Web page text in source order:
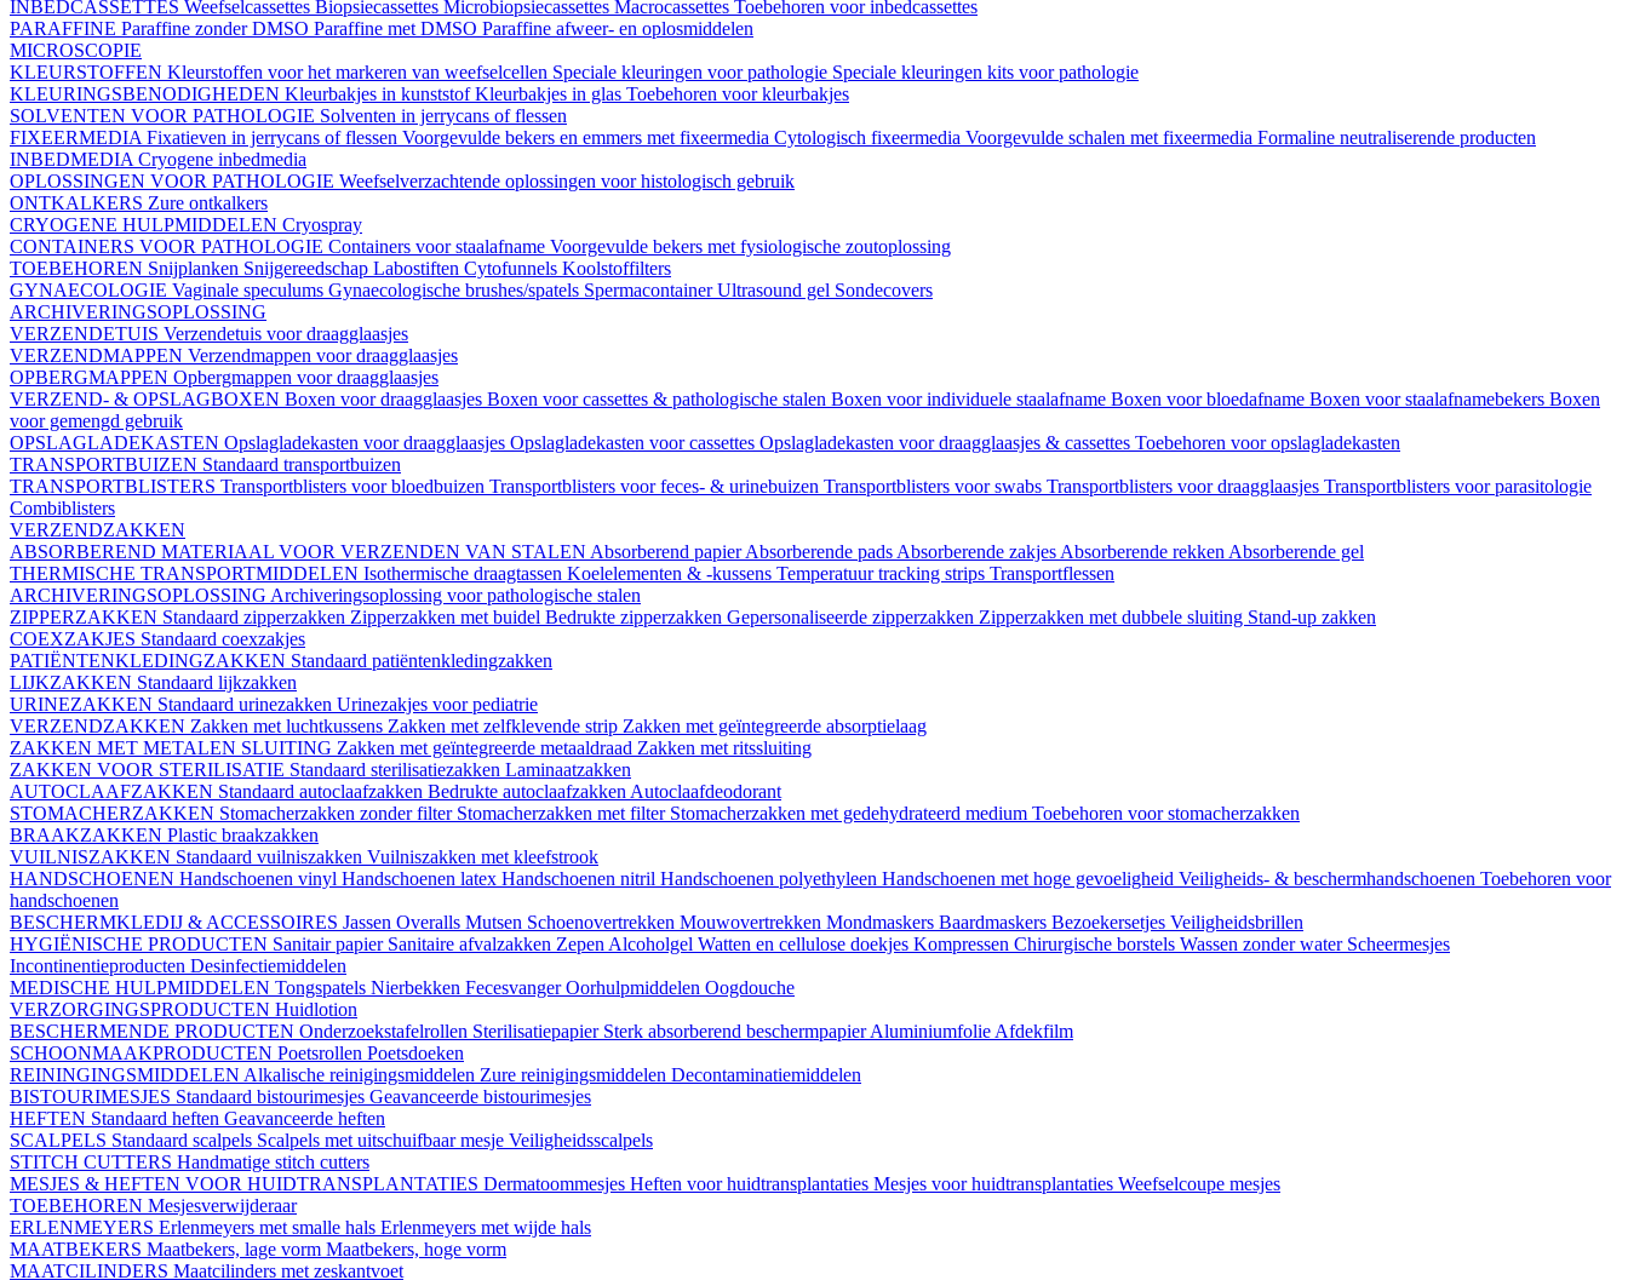
INBEDCASSETTES Weefselcassettes Biopsiecassettes Microbiopsiecassettes Macrocassettes Toebehoren voor inbedcassettes
PARAFFINE Paraffine zonder DMSO Paraffine met DMSO Paraffine afweer- en oplosmiddelen
MICROSCOPIE
KLEURSTOFFEN Kleurstoffen voor het markeren van weefselcellen Speciale kleuringen voor pathologie Speciale kleuringen kits voor pathologie
KLEURINGSBENODIGHEDEN Kleurbakjes in kunststofKleurbakjes in glas Toebehoren voor kleurbakjes
SOLVENTEN VOOR PATHOLOGIE Solventen in jerrycans of flessen
FIXEERMEDIA Fixatieven in jerrycans of flessen Voorgevulde bekers en emmers met fixeermedia Cytologisch fixeermedia Voorgevulde schalen met fixeermedia Formaline neutraliserende producten
INBEDMEDIA Cryogene inbedmedia
OPLOSSINGEN VOOR PATHOLOGIE Weefselverzachtende oplossingen voor histologisch gebruik
ONTKALKERS Zure ontkalkers
CRYOGENE HULPMIDDELEN Cryospray
CONTAINERS VOOR PATHOLOGIE Containers voor staalafname Voorgevulde bekers met fysiologische zoutoplossing
TOEBEHOREN Snijplanken Snijgereedschap Labostiften Cytofunnels Koolstoffilters
GYNAECOLOGIE Vaginale speculums Gynaecologische brushes/spatels SpermacontainerUltrasound gel Sondecovers
ARCHIVERINGSOPLOSSING
VERZENDETUIS Verzendetuis voor draagglaasjes
VERZENDMAPPEN Verzendmappen voor draagglaasjes
OPBERGMAPPEN Opbergmappen voor draagglaasjes
VERZEND- & OPSLAGBOXEN Boxen voor draagglaasjes Boxen voor cassettes & pathologische stalen Boxen voor individuele staalafname Boxen voor bloedafname Boxen voor staalafnamebekers Boxen
voor gemengd gebruik
OPSLAGLADEKASTEN Opslagladekasten voor draagglaasjes Opslagladekasten voor cassettes Opslagladekasten voor draagglaasjes & cassettes Toebehoren voor opslagladekasten
TRANSPORTBUIZEN Standaard transportbuizen
TRANSPORTBLISTERS Transportblisters voor bloedbuizen Transportblisters voor feces- & urinebuizen Transportblisters voor swabs Transportblisters voor draagglaasjes Transportblisters voor parasitologie
Combiblisters
VERZENDZAKKEN
ABSORBEREND MATERIAAL VOOR VERZENDEN VAN STALEN Absorberend papierAbsorberende pads Absorberende zakjes Absorberende rekken Absorberende gel
THERMISCHE TRANSPORTMIDDELEN Isothermische draagtassen Koelelementen & -kussens Temperatuur tracking strips Transportflessen
ARCHIVERINGSOPLOSSING Archiveringsoplossing voor pathologische stalen
ZIPPERZAKKEN Standaard zipperzakken Zipperzakken met buidel Bedrukte zipperzakken Gepersonaliseerde zipperzakken Zipperzakken met dubbele sluiting Stand-up zakken
COEXZAKJES Standaard coexzakjes
PATIËNTENKLEDINGZAKKEN Standaard patiëntenkledingzakken
LIJKZAKKEN Standaard lijkzakken
URINEZAKKEN Standaard urinezakken Urinezakjes voor pediatrie
VERZENDZAKKEN Zakken met luchtkussens Zakken met zelfklevende strip Zakken met geïntegreerde absorptielaag
ZAKKEN MET METALEN SLUITING Zakken met geïntegreerde metaaldraad Zakken met ritssluiting
ZAKKEN VOOR STERILISATIE Standaard sterilisatiezakken Laminaatzakken
AUTOCLAAFZAKKEN Standaard autoclaafzakken Bedrukte autoclaafzakken Autoclaafdeodorant
STOMACHERZAKKEN Stomacherzakken zonder filter Stomacherzakken met filter Stomacherzakken met gedehydrateerd medium Toebehoren voor stomacherzakken
BRAAKZAKKEN Plastic braakzakken
VUILNISZAKKEN Standaard vuilniszakken Vuilniszakken met kleefstrook
HANDSCHOENEN Handschoenen vinyl Handschoenen latex Handschoenen nitril Handschoenen polyethyleen Handschoenen met hoge gevoeligheid Veiligheids- & beschermhandschoenen Toebehoren voor
handschoenen
BESCHERMKLEDIJ & ACCESSOIRES Jassen Overalls Mutsen Schoenovertrekken Mouwovertrekken Mondmaskers Baardmaskers Bezoekersetjes Veiligheidsbrillen
HYGIËNISCHE PRODUCTEN Sanitair papier Sanitaire afvalzakken Zepen Alcoholgel Watten en cellulose doekjes Kompressen Chirurgische borstels Wassen zonder water Scheermesjes
Incontinentieproducten Desinfectiemiddelen
MEDISCHE HULPMIDDELEN Tongspatels Nierbekken FecesvangerOorhulpmiddelen Oogdouche
VERZORGINGSPRODUCTEN Huidlotion
BESCHERMENDE PRODUCTEN Onderzoekstafelrollen Sterilisatiepapier Sterk absorberend beschermpapierAluminiumfolie Afdekfilm
SCHOONMAAKPRODUCTEN Poetsrollen Poetsdoeken
REININGINGSMIDDELEN Alkalische reinigingsmiddelen Zure reinigingsmiddelen Decontaminatiemiddelen
BISTOURIMESJES Standaard bistourimesjes Geavanceerde bistourimesjes
HEFTEN Standaard heften Geavanceerde heften
SCALPELS Standaard scalpels Scalpels met uitschuifbaar mesje Veiligheidsscalpels
STITCH CUTTERS Handmatige stitch cutters
MESJES & HEFTEN VOOR HUIDTRANSPLANTATIES Dermatoommesjes Heften voor huidtransplantaties Mesjes voor huidtransplantaties Weefselcoupe mesjes
TOEBEHOREN Mesjesverwijderaar
ERLENMEYERS Erlenmeyers met smalle hals Erlenmeyers met wijde hals
MAATBEKERS Maatbekers, lage vorm Maatbekers, hoge vorm
MAATCILINDERS Maatcilinders met zeskantvoet